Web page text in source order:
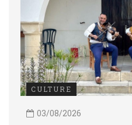
CULTURE
03/08/2026